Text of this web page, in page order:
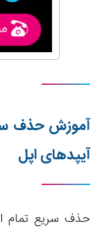
آموزش حذف
آیپدهای اپل
حذف سریع تمام